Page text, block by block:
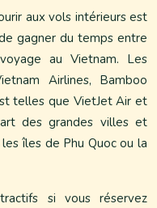
aux vols intérieurs est
gagner du temps entre
au Vietnam. Les
Airlines, Bamboo
telles que VietJet Air et
des grandes villes et
îles de Phu Quoc ou la
si vous réservez